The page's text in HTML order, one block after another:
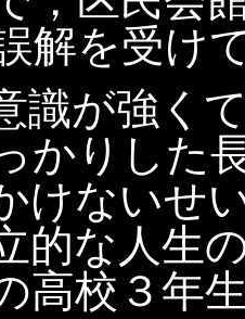
解を受け
識が強く
かりした
けないせ
的な人生
高校３年